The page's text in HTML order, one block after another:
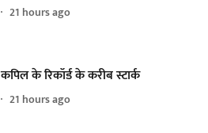
21 hours ago
कपिल के रिकॉर्ड के करीब स्टार्क
21 hours ago